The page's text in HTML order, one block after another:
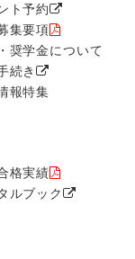
ト予約
集要項
奨学金について
続き
報特集
格実績
ルブック